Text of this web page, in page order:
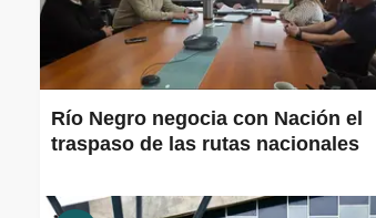
Río Negro negocia con Nación el
traspaso de las rutas nacionales